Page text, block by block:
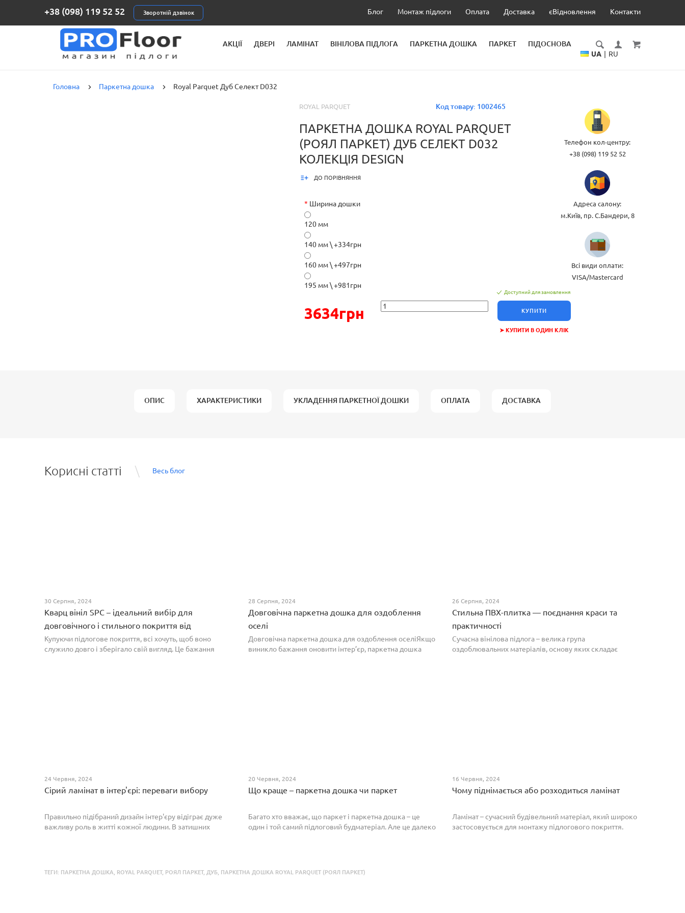
+38 (098) 119 52 52 Зворотній дзвінок Блог Монтаж підлоги Оплата Доставка єВідновлення Контакти
АКЦІЇ ДВЕРІ ЛАМІНАТ ВІНІЛОВА ПІДЛОГА ПАРКЕТНА ДОШКА ПАРКЕТ
ПІДОСНОВА
UA RU
Головна Паркетна дошка Royal Parquet Дуб Селект D032
Код товару: 1002465
ROYAL PARQUET
ПАРКЕТНА ДОШКА ROYAL PARQUET
(РОЯЛ ПАРКЕТ) ДУБ СЕЛЕКТ D032
КОЛЕКЦІЯ DESIGN
ДО ПОРІВНЯННЯ
* Ширина дошки
120 мм
140 мм \ +334грн
160 мм \ +497грн
195 мм \ +981грн
3634грн
Доступний для замовлення
КУПИТИ
➤ КУПИТИ В ОДИН КЛІК
Телефон кол-центру:
+38 (098) 119 52 52
Адреса салону:
м.Київ, пр. С.Бандери, 8
Всі види оплати:
VISA/Mastercard
ОПИС ХАРАКТЕРИСТИКИ УКЛАДЕННЯ ПАРКЕТНОЇ ДОШКИ ОПЛАТА ДОСТАВКА
Корисні статті Весь блог
30 Серпня, 2024
Кварц вініл SPC – ідеальний вибір для
довговічного і стильного покриття від
PROFLOOR
Купуючи підлогове покриття, всі хочуть, щоб воно
служило довго і зберігало свій вигляд. Це бажання
28 Серпня, 2024
Довговічна паркетна дошка для оздоблення
оселі
Довговічна паркетна дошка для оздоблення оселіЯкщо
виникло бажання оновити інтер’єр, паркетна дошка
26 Серпня, 2024
Стильна ПВХ-плитка — поєднання краси та
практичності
Сучасна вінілова підлога – велика група
оздоблювальних матеріалів, основу яких складає
24 Червня, 2024
Сірий ламінат в інтер'єрі: переваги вибору
Правильно підібраний дизайн інтер'єру відіграє дуже
важливу роль в житті кожної людини. В затишних
20 Червня, 2024
Що краще – паркетна дошка чи паркет
Багато хто вважає, що паркет і паркетна дошка – це
один і той самий підлоговий будматеріал. Але це далеко
16 Червня, 2024
Чому піднімається або розходиться ламінат
Ламінат – сучасний будівельний матеріал, який широко
застосовується для монтажу підлогового покриття.
ТЕГИ: ПАРКЕТНА ДОШКА ROYAL PARQUET, РОЯЛ ПАРКЕТ, ДУБ ПАРКЕТНА ДОШКА ROYAL PARQUET (РОЯЛ ПАРКЕТ)